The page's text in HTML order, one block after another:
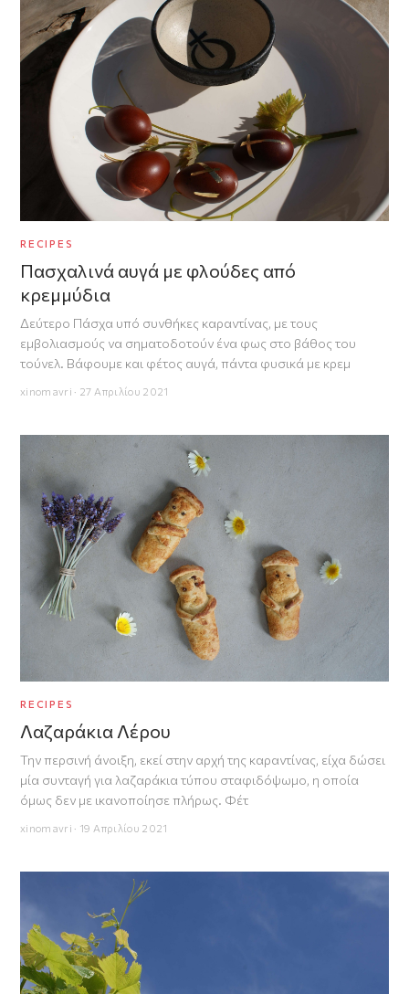
RECIPES
Πασχαλινά αυγά με φλούδες από
κρεμμύδια
Δεύτερο Πάσχα υπό συνθήκες καραντίνας, με τους
εμβολιασμούς να σηματοδοτούν ένα φως στο βάθος του
τούνελ. Βάφουμε και φέτος αυγά, πάντα φυσικά με κρεμ
xinomavri · 27 Απριλίου 2021
RECIPES
Λαζαράκια Λέρου
Την περσινή άνοιξη, εκεί στην αρχή της καραντίνας, είχα δώσει
μία συνταγή για λαζαράκια τύπου σταφιδόψωμο, η οποία
όμως δεν με ικανοποίησε πλήρως. Φέτ
xinomavri · 19 Απριλίου 2021